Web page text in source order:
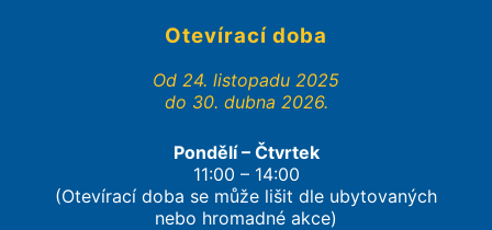
Otevírací doba
Od 24. listopadu 2025
do 30. dubna 2026.
Pondělí – Čtvrtek
11:00 – 14:00
(Otevírací doba se může lišit dle ubytovaných
nebo hromadné akce)